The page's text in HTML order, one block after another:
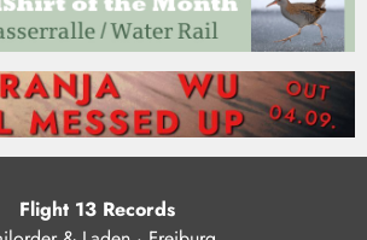
Flight 13 Records